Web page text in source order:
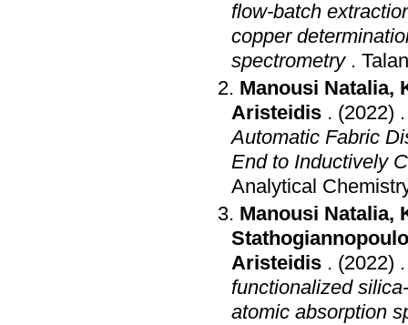
flow-batch
copper
spectrometry .
Manousi Natalia,
Aristeidis . (2022)
Automatic Fabric
End to Inductively
Analytical
Manousi Natalia,
Aristeidis . (2022)
functionalized
atomic absorption